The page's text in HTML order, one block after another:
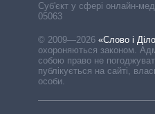
Cуб'єкт у сфері онлайн-
05063
© 2009—2026 «Слово і
охороняються законом.
собою право не
публікується на сайті,
особи.